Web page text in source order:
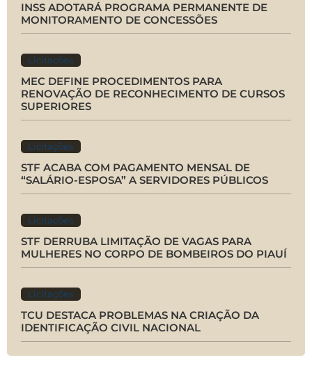
INSS ADOTARÁ PROGRAMA PERMANENTE DE
MONITORAMENTO DE CONCESSÕES
Licitações
MEC DEFINE PROCEDIMENTOS PARA
RENOVAÇÃO DE RECONHECIMENTO DE CURSOS
SUPERIORES
Licitações
STF ACABA COM PAGAMENTO MENSAL DE
“SALÁRIO-ESPOSA” A SERVIDORES PÚBLICOS
Licitações
STF DERRUBA LIMITAÇÃO DE VAGAS PARA
MULHERES NO CORPO DE BOMBEIROS DO PIAUÍ
Licitações
TCU DESTACA PROBLEMAS NA CRIAÇÃO DA
IDENTIFICAÇÃO CIVIL NACIONAL